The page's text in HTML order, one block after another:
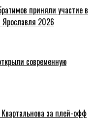
приняли участие в
2026
современную
за плей-офф